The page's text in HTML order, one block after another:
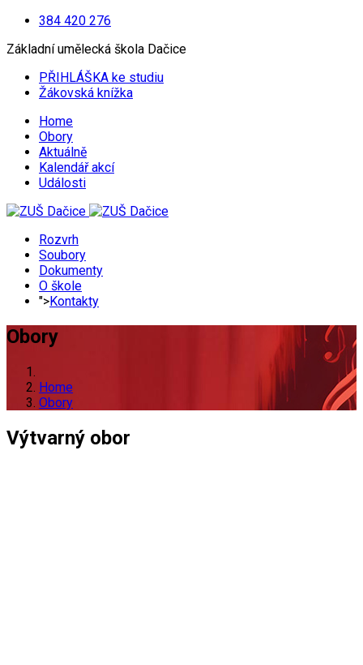
384 420 276
Základní umělecká škola Dačice
PŘIHLÁŠKA ke studiu
Žákovská knížka
Home
Obory
Aktuálně
Kalendář akcí
Události
Rozvrh
Soubory
Dokumenty
O škole
">Kontakty
Obory
Home
Obory
Výtvarný obor